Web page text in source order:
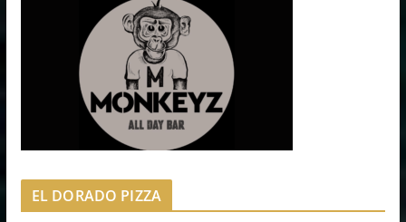
EL DORADO PIZZA